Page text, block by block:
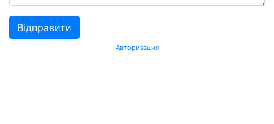
Авторизация